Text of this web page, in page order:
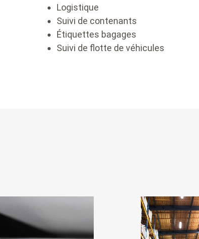
Logistique
Suivi de contenants
Étiquettes bagages
Suivi de flotte de véhicules